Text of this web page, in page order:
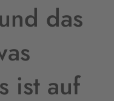
das
ist auf